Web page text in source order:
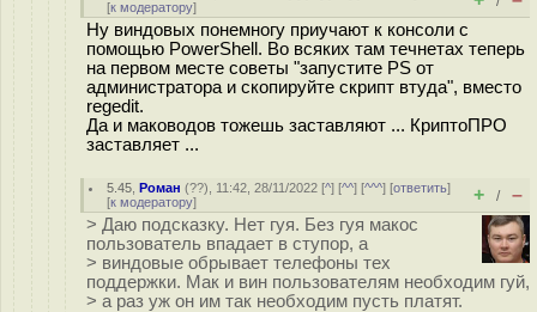
[к модератору]
Ну виндовых понемногу приучают к консоли с
помощью PowerShell. Во всяких там течнетах теперь
на первом месте советы "запустите PS от
администратора и скопируйте скрипт втуда", вместо
regedit.
Да и маководов тожешь заставляют ... КриптоПРО
заставляет ...
5.45 ,Роман (??), 11:42, 28/11/2022 [^] [^^] [^^^] [ответить]
[к модератору] + / –
> Даю подсказку. Нет гуя. Без гуя макос
пользователь впадает в ступор, а
> виндовые обрывает телефоны тех
поддержки. Мак и вин пользователям необходим гуй,
> а раз уж он им так необходим пусть платят.